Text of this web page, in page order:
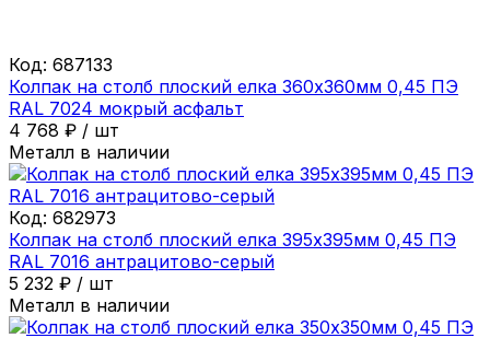
Код: 687133
Колпак на столб плоский елка 360х360мм 0,45 ПЭ
RAL 7024 мокрый асфальт
4 768 ₽ / шт
Металл в наличии
Код: 682973
Колпак на столб плоский елка 395х395мм 0,45 ПЭ
RAL 7016 антрацитово-серый
5 232 ₽ / шт
Металл в наличии